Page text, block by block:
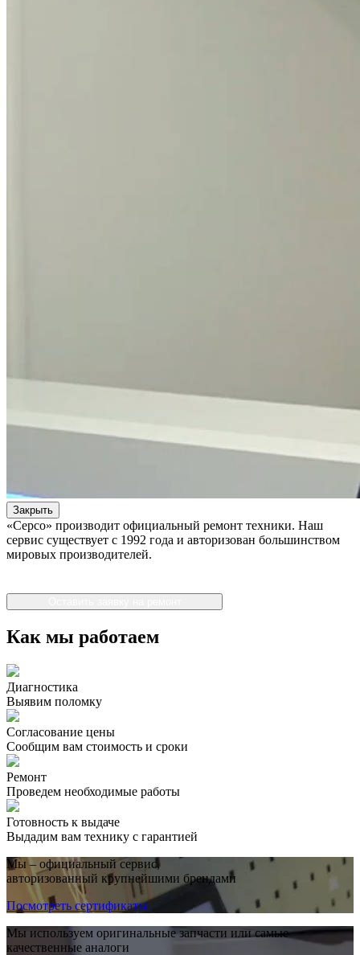
Закрыть
«Серсо» производит официальный ремонт техники. Наш
сервис существует с 1992 года и авторизован большинством
мировых производителей.
Как мы работаем
Диагностика
Выявим поломку
Согласование цены
Сообщим вам стоимость и сроки
Ремонт
Проведем необходимые работы
Готовность к выдаче
Выдадим вам технику с гарантией
Мы – официальный сервис,
авторизованный крупнейшими брендами
Посмотреть сертификаты
Мы используем оригинальные запчасти или самые
качественные аналоги